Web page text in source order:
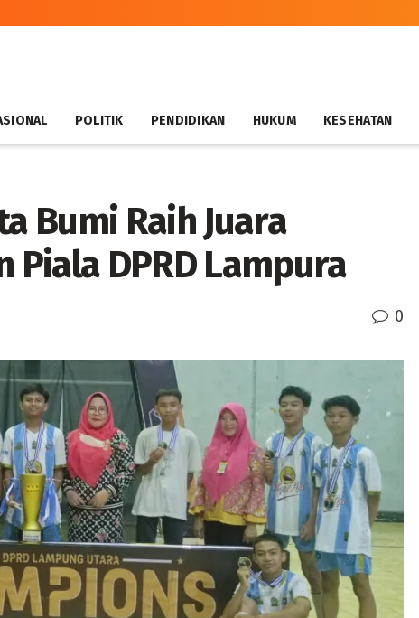
POLITIK PENDIDIKAN HUKUM KESEHATAN
Bumi Raih Juara
DPRD Lampura
0